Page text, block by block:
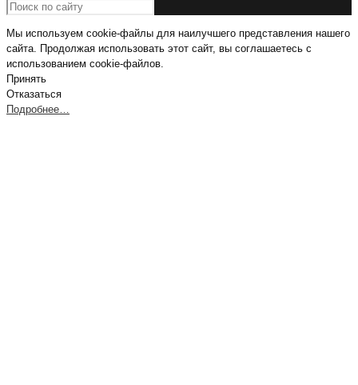
Мы используем cookie-файлы для наилучшего представления нашего
сайта. Продолжая использовать этот сайт, вы соглашаетесь с
использованием cookie-файлов.
Принять
Отказаться
Подробнее…